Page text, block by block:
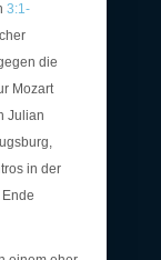
3:1-
die
Mozart
Julian
in der